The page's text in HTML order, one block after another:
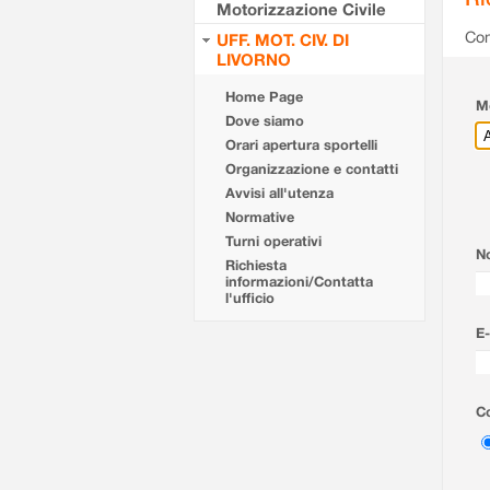
Motorizzazione Civile
UFF. MOT. CIV. DI
LIVORNO
Home Page
Dove siamo
Orari apertura sportelli
Organizzazione e contatti
Avvisi all'utenza
Normative
Turni operativi
Richiesta
informazioni/Contatta
l'ufficio